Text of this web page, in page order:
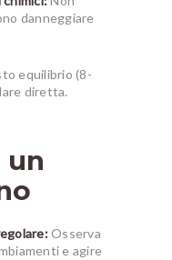
danneggiare
equilibrio (8-
diretta.
un
Osserva
e agire